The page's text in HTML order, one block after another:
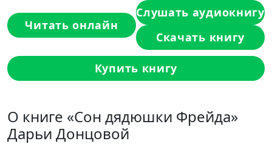
Читать онлайн
Слушать аудиокнигу
Скачать книгу
Купить книгу
О книге «Сон дядюшки Фрейда»
Дарьи Донцовой